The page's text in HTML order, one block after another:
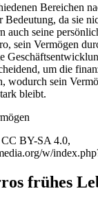
Bereichen
Bedeutung, da sie
auch seine
sein Vermögen
um die
wodurch sein
bleibt.
BY-SA 4.0,
w/
frühes